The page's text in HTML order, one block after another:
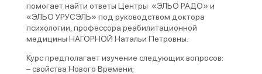
помогает найти ответы Центры «ЭЛЬО РАДО» и
«ЭЛЬО УРУСЭЛЬ» под руководством доктора
психологии, профессора реабилитационной
медицины НАГОРНОЙ Натальи Петровны.
Курс предполагает изучение следующих вопросов:
– свойства Нового Времени;